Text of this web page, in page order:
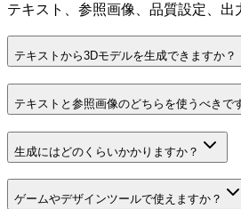
テキスト、参照画像、品質設定、出
テキストから3Dモデルを生成できますか？
テキストと参照画像のどちらを使うべきで
生成にはどのくらいかかりますか？
ゲームやデザインツールで使えますか？